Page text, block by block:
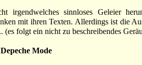
irgendwelches sinnloses Geleier
mit ihren Texten. Allerdings ist die
folgt ein nicht zu beschreibendes
Mode